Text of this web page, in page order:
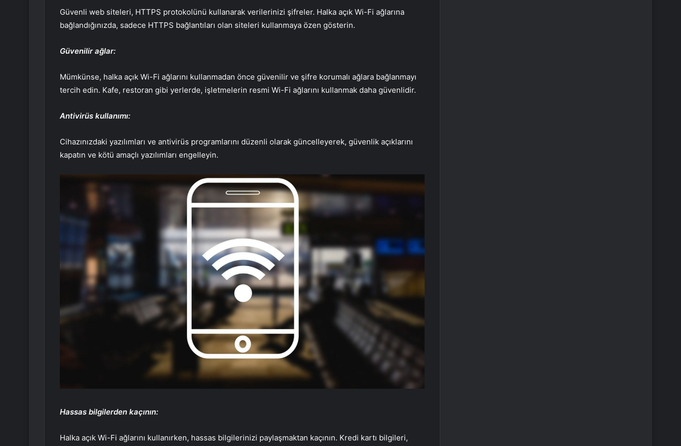
Güvenli web siteleri, HTTPS protokolünü kullanarak verilerinizi şifreler. Halka açık Wi-Fi ağlarına
bağlandığınızda, sadece HTTPS bağlantıları olan siteleri kullanmaya özen gösterin.
Güvenilir ağlar:
Mümkünse, halka açık Wi-Fi ağlarını kullanmadan önce güvenilir ve şifre korumalı ağlara bağlanmayı
tercih edin. Kafe, restoran gibi yerlerde, işletmelerin resmi Wi-Fi ağlarını kullanmak daha güvenlidir.
Antivirüs kullanımı:
Cihazınızdaki yazılımları ve antivirüs programlarını düzenli olarak güncelleyerek, güvenlik açıklarını
kapatın ve kötü amaçlı yazılımları engelleyin.
Hassas bilgilerden kaçının:
Halka açık Wi-Fi ağlarını kullanırken, hassas bilgilerinizi paylaşmaktan kaçının. Kredi kartı bilgileri,